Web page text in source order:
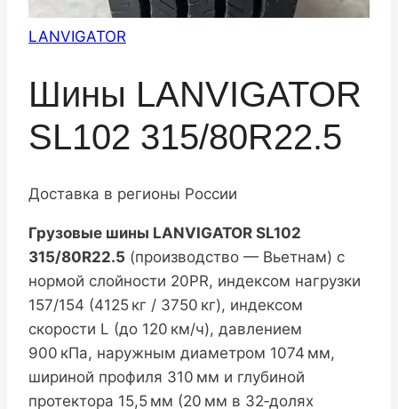
LANVIGATOR
Шины LANVIGATOR
SL102 315/80R22.5
Доставка в регионы России
Грузовые шины LANVIGATOR SL102
315/80R22.5 (производство — Вьетнам) с
нормой слойности 20PR, индексом нагрузки
157/154 (4125 кг / 3750 кг), индексом
скорости L (до 120 км/ч), давлением
900 кПа, наружным диаметром 1074 мм,
шириной профиля 310 мм и глубиной
протектора 15,5 мм (20 мм в 32‑долях